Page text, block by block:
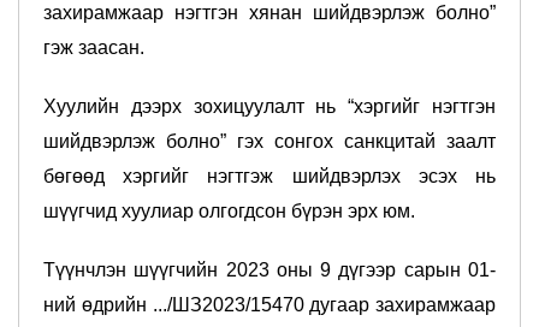
захирамжаар нэгтгэн хянан шийдвэрлэж болно”
гэж заасан.
Хуулийн дээрх зохицуулалт нь “хэргийг нэгтгэн
шийдвэрлэж болно” гэх сонгох санкцитай заалт
бөгөөд хэргийг нэгтгэж шийдвэрлэх эсэх нь
шүүгчид хуулиар олгогдсон бүрэн эрх юм.
Түүнчлэн шүүгчийн 2023 оны 9 дүгээр сарын 01-
ний өдрийн .../ШЗ2023/15470 дугаар захирамжаар